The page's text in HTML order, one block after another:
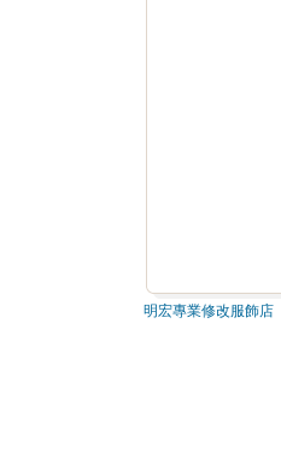
明宏專業修改服